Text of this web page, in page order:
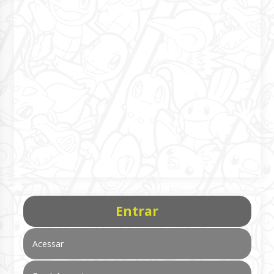
Entrar
Acessar